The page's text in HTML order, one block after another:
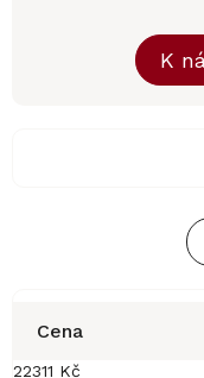
K
Cena
22311 Kč